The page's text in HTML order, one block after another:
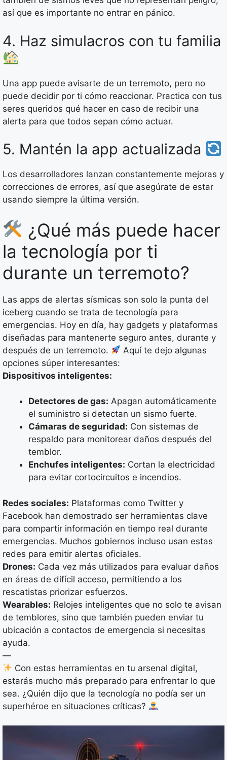
así que es importante no entrar en pánico.
4. Haz simulacros con tu familia
Una app puede avisarte de un terremoto, pero no
puede decidir por ti cómo reaccionar. Practica con tus
seres queridos qué hacer en caso de recibir una
alerta para que todos sepan cómo actuar.
5. Mantén la app actualizada
Los desarrolladores lanzan constantemente mejoras y
correcciones de errores, así que asegúrate de estar
usando siempre la última versión.
¿Qué más puede hacer
la tecnología por ti
durante un terremoto?
Las apps de alertas sísmicas son solo la punta del
iceberg cuando se trata de tecnología para
emergencias. Hoy en día, hay gadgets y plataformas
diseñadas para mantenerte seguro antes, durante y
después de un terremoto.
Aquí te dejo algunas
opciones súper interesantes:
Dispositivos inteligentes:
Detectores de gas: Apagan automáticamente
el suministro si detectan un sismo fuerte.
Cámaras de seguridad: Con sistemas de
respaldo para monitorear daños después del
temblor.
Enchufes inteligentes: Cortan la electricidad
para evitar cortocircuitos e incendios.
Redes sociales: Plataformas como Twitter y
Facebook han demostrado ser herramientas clave
para compartir información en tiempo real durante
emergencias. Muchos gobiernos incluso usan estas
redes para emitir alertas oficiales.
Drones: Cada vez más utilizados para evaluar daños
en áreas de difícil acceso, permitiendo a los
rescatistas priorizar esfuerzos.
Wearables: Relojes inteligentes que no solo te avisan
de temblores, sino que también pueden enviar tu
ubicación a contactos de emergencia si necesitas
ayuda.
—
Con estas herramientas en tu arsenal digital,
estarás mucho más preparado para enfrentar lo que
sea. ¿Quién dijo que la tecnología no podía ser un
superhéroe en situaciones críticas?